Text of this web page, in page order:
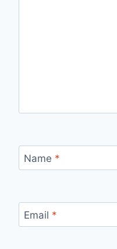
Name *
Email *